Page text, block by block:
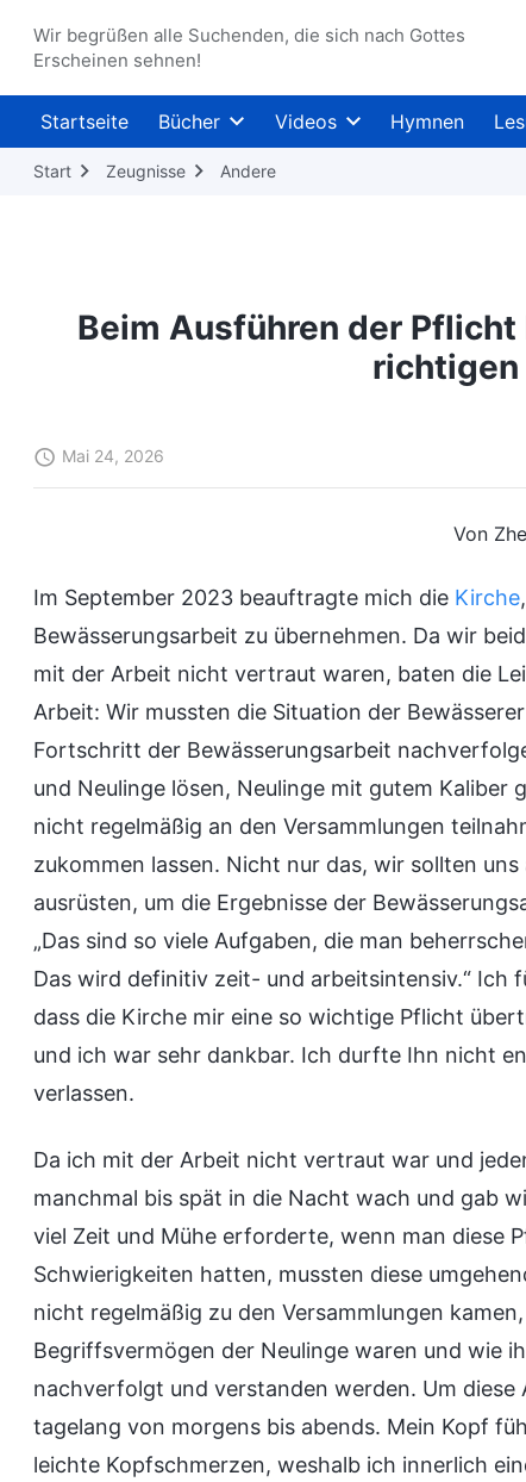
Wir begrüßen alle Suchenden, die sich nach Gottes
Erscheinen sehnen!
Startseite Bücher Videos Hymnen
Start Zeugnisse Andere
Beim Ausführen der
richtigen
Mai 24, 2026
Von
Im September 2023 beauftragte mich die Kirche
Bewässerungsarbeit zu übernehmen. Da wir
mit der Arbeit nicht vertraut waren, baten die
Arbeit: Wir mussten die Situation der
Fortschritt der Bewässerungsarbeit
und Neulinge lösen, Neulinge mit gutem
nicht regelmäßig an den Versammlungen
zukommen lassen. Nicht nur das, wir sollten
ausrüsten, um die Ergebnisse der
„Das sind so viele Aufgaben, die man
Das wird definitiv zeit- und arbeitsintensiv.“ Ich
dass die Kirche mir eine so wichtige Pflicht
und ich war sehr dankbar. Ich durfte Ihn nicht
verlassen.
Da ich mit der Arbeit nicht vertraut war und
manchmal bis spät in die Nacht wach und gab
viel Zeit und Mühe erforderte, wenn man diese
Schwierigkeiten hatten, mussten diese
nicht regelmäßig zu den Versammlungen
Begriffsvermögen der Neulinge waren und wie
nachverfolgt und verstanden werden. Um
tagelang von morgens bis abends. Mein Kopf
leichte Kopfschmerzen, weshalb ich innerlich